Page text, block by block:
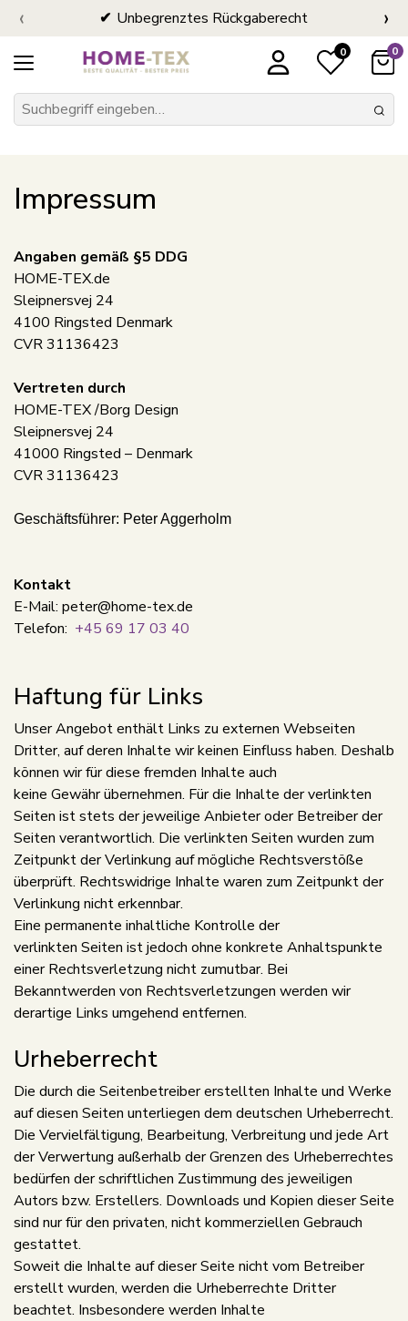
Unbegrenztes Rückgaberecht
‹ ›
0 0
Impressum
Angaben gemäß §5 DDG
HOME-TEX.de
Sleipnersvej 24
4100 Ringsted Denmark
CVR 31136423
Vertreten durch
HOME-TEX /Borg Design
Sleipnersvej 24
41000 Ringsted – Denmark
CVR 31136423
Geschäftsführer: Peter Aggerholm
Kontakt
E-Mail: peter@home-tex.de
Telefon: +45 69 17 03 40
Haftung für Links
Unser Angebot enthält Links zu externen Webseiten
Dritter, auf deren Inhalte wir keinen Einfluss haben. Deshalb
können wir für diese fremden Inhalte auch
keine Gewähr übernehmen. Für die Inhalte der verlinkten
Seiten ist stets der jeweilige Anbieter oder Betreiber der
Seiten verantwortlich. Die verlinkten Seiten wurden zum
Zeitpunkt der Verlinkung auf mögliche Rechtsverstöße
überprüft. Rechtswidrige Inhalte waren zum Zeitpunkt der
Verlinkung nicht erkennbar.
Eine permanente inhaltliche Kontrolle der
verlinkten Seiten ist jedoch ohne konkrete Anhaltspunkte
einer Rechtsverletzung nicht zumutbar. Bei
Bekanntwerden von Rechtsverletzungen werden wir
derartige Links umgehend entfernen.
Urheberrecht
Die durch die Seitenbetreiber erstellten Inhalte und Werke
auf diesen Seiten unterliegen dem deutschen Urheberrecht.
Die Vervielfältigung, Bearbeitung, Verbreitung und jede Art
der Verwertung außerhalb der Grenzen des Urheberrechtes
bedürfen der schriftlichen Zustimmung des jeweiligen
Autors bzw. Erstellers. Downloads und Kopien dieser Seite
sind nur für den privaten, nicht kommerziellen Gebrauch
gestattet.
Soweit die Inhalte auf dieser Seite nicht vom Betreiber
erstellt wurden, werden die Urheberrechte Dritter
beachtet. Insbesondere werden Inhalte